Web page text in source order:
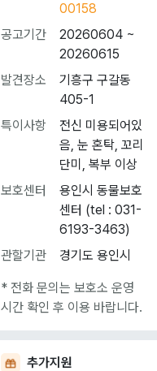
00158
공고기간
20260604 ~
20260615
발견장소
기흥구 구갈동
405-1
특이사항
전신 미용되어있
음, 눈 혼탁, 꼬리
단미, 복부 이상
보호센터
용인시 동물보호
센터 (tel : 031-
6193-3463)
관할기관
경기도 용인시
* 전화 문의는 보호소 운영
시간 확인 후 이용 바랍니다.
추가지원